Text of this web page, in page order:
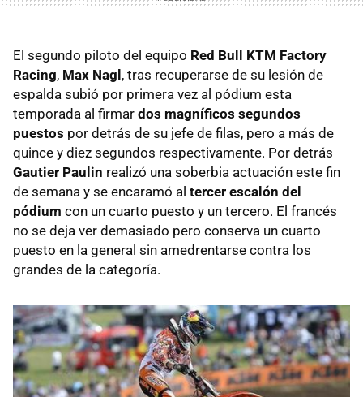
El segundo piloto del equipo Red Bull KTM Factory
Racing, Max Nagl, tras recuperarse de su lesión de
espalda subió por primera vez al pódium esta
temporada al firmar dos magníficos segundos
puestos por detrás de su jefe de filas, pero a más de
quince y diez segundos respectivamente. Por detrás
Gautier Paulin realizó una soberbia actuación este fin
de semana y se encaramó al tercer escalón del
pódium con un cuarto puesto y un tercero. El francés
no se deja ver demasiado pero conserva un cuarto
puesto en la general sin amedrentarse contra los
grandes de la categoría.